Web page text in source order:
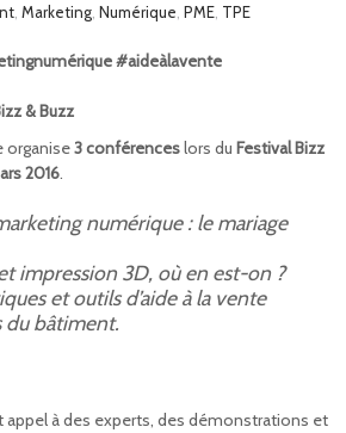
Marketing Numérique PME TPE
#aideàlavente
& Buzz
organise3 conférenceslors du Festival Bizz
2016.
numérique : le mariage
impression 3D, où en est-on ?
et outils d’aide à la vente
du bâtiment.
à des experts, des démonstrations et